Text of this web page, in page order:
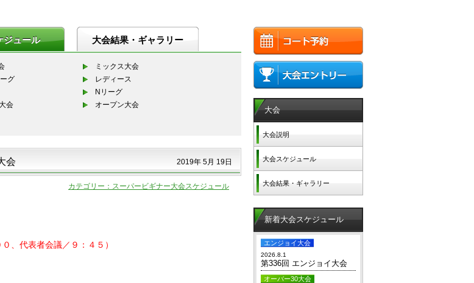
ジュール 大会結果・ギャラリー
グ
会
ミックス大会
レディース
Nリーグ
オープン大会
会 2019年 5月 19日
カテゴリー：スーパービギナー大会スケジュール
０、代表者会議／９：４５）
大会
大会説明
大会スケジュール
大会結果・ギャラリー
新着大会スケジュール
エンジョイ大会
2026.8.1
第336回 エンジョイ大会
オーバー30大会